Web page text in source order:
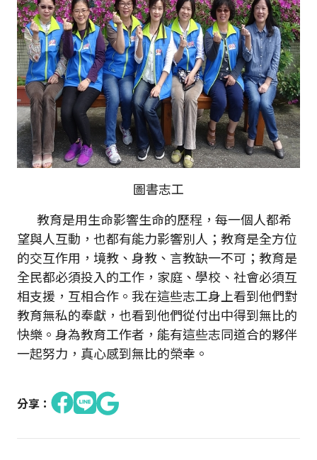
圖書志工
教育是用生命影響生命的歷程，每一個人都希
望與人互動，也都有能力影響別人；教育是全方位
的交互作用，境教、身教、言教缺一不可；教育是
全民都必須投入的工作，家庭、學校、社會必須互
相支援，互相合作。我在這些志工身上看到他們對
教育無私的奉獻，也看到他們從付出中得到無比的
快樂。身為教育工作者，能有這些志同道合的夥伴
一起努力，真心感到無比的榮幸。
分享：